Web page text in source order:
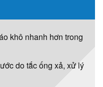
khô nhanh hơn trong
do tắc ống xả, xử lý